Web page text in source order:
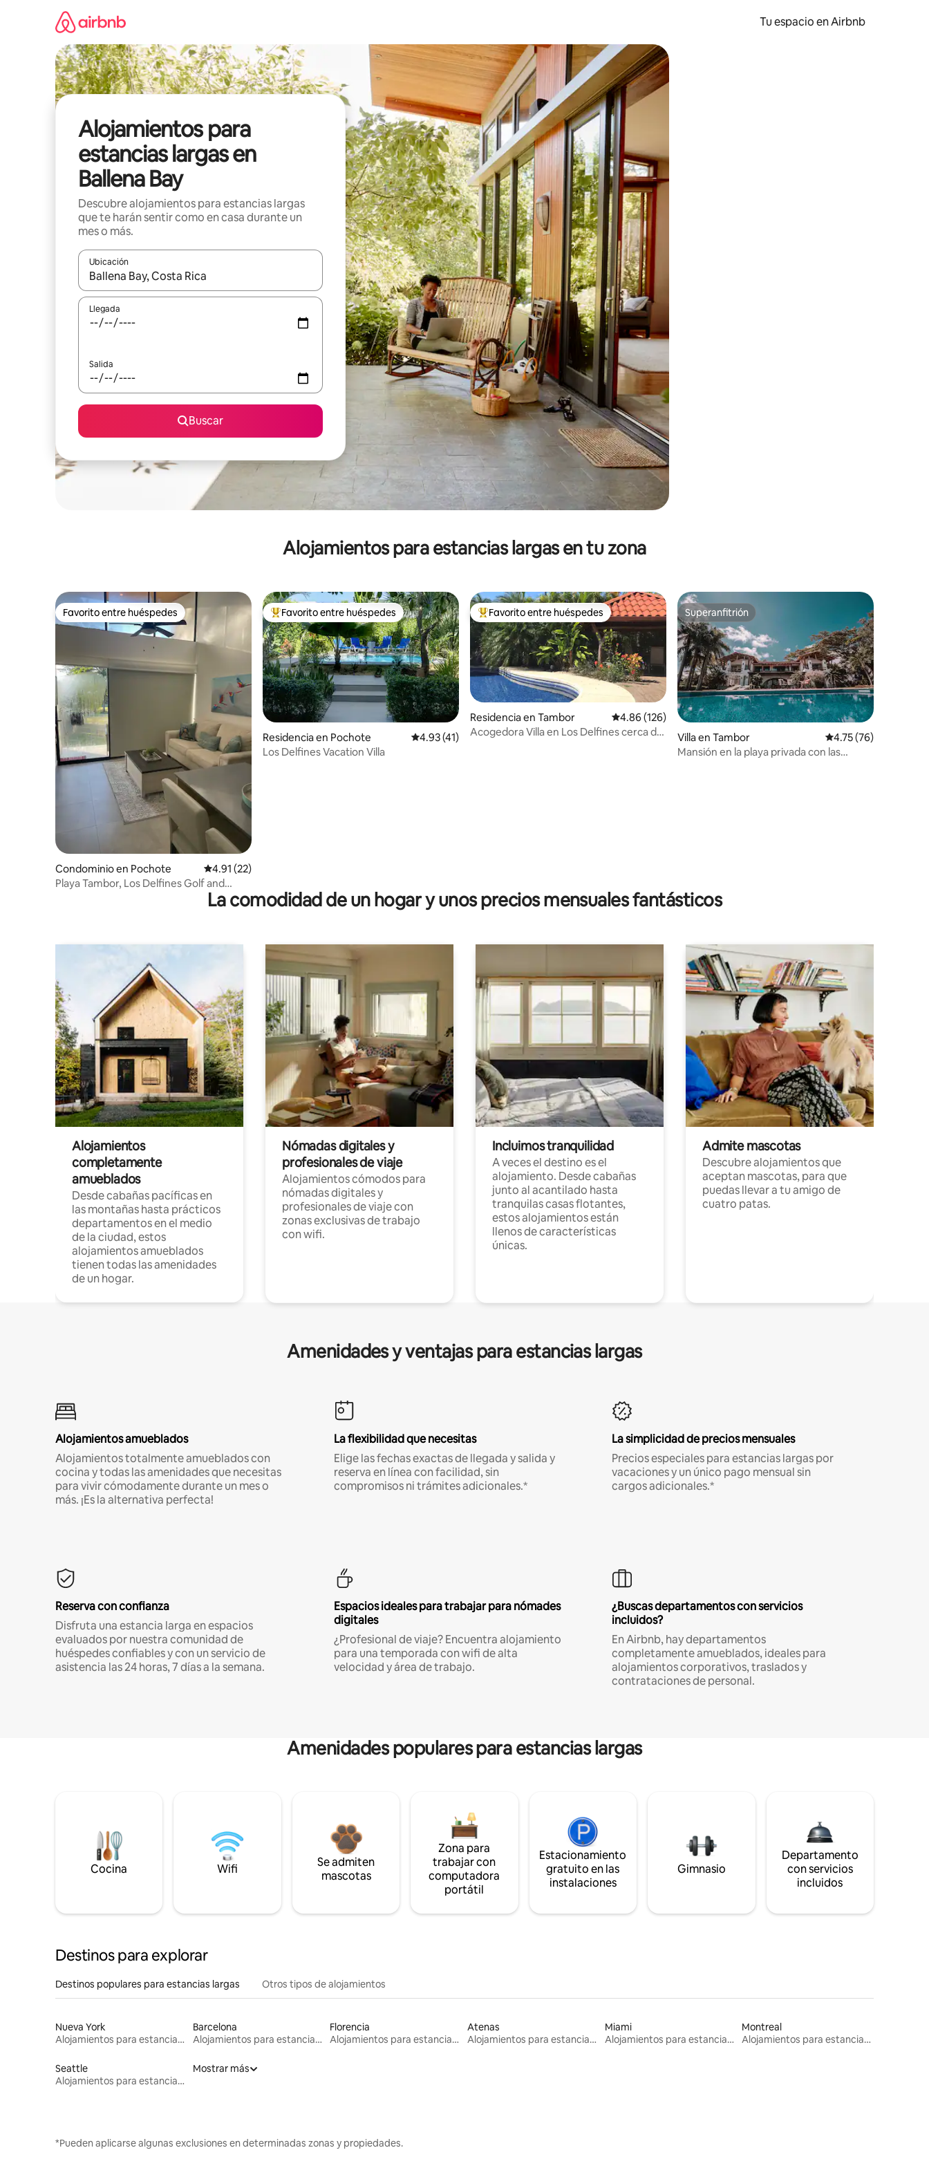
Tu espacio en Airbnb
Alojamientos para
estancias largas en
Ballena Bay
Descubre alojamientos para estancias largas
que te harán sentir como en casa durante un
mes o más.
Ubicación
Cuando los resultados estén disponibles, podrás navegar usando las teclas de las flechas hacia arriba y hacia abajo, o bien tocando y deslizando la pantalla.
Llegada
Salida
Buscar
Alojamientos para estancias largas en tu zona
Favorito entre huéspedes
Favorito entre huéspedes
Condominio en Pochote Calificación promedio: 4.91 de 5; 22 evaluaciones
4.91 (22)
Playa Tambor, Los Delfines Golf and
De los mejores en Favorito entre huéspedes
Favorito entre huéspedes
Residencia en Pochote Calificación promedio: 4.93 de 5; 41 evaluaciones
4.93 (41)
Los Delfines Vacation Villa
De los mejores en Favorito entre huéspedes
Favorito entre huéspedes
Residencia en Tambor Calificación promedio: 4.86 de 5; 126 evaluaciones
4.86 (126)
Acogedora Villa en Los Delfines cerca de
Superanfitrión
Superanfitrión
Villa en Tambor Calificación
4.75 (76)
Mansión en la playa privada con las
La comodidad de un hogar y unos precios mensuales fantásticos
Alojamientos
completamente
amueblados
Desde cabañas pacíficas en
las montañas hasta prácticos
departamentos en el medio
de la ciudad, estos
alojamientos amueblados
tienen todas las amenidades
de un hogar.
Nómadas digitales y
profesionales de viaje
Alojamientos cómodos para
nómadas digitales y
profesionales de viaje con
zonas exclusivas de trabajo
con wifi.
Incluimos tranquilidad
A veces el destino es el
alojamiento. Desde cabañas
junto al acantilado hasta
tranquilas casas flotantes,
estos alojamientos están
llenos de características
únicas.
Admite mascotas
Descubre alojamientos que
aceptan mascotas, para que
puedas llevar a tu amigo de
cuatro patas.
Amenidades y ventajas para estancias largas
Alojamientos amueblados
Alojamientos totalmente amueblados con
cocina y todas las amenidades que necesitas
para vivir cómodamente durante un mes o
más. ¡Es la alternativa perfecta!
La flexibilidad que necesitas
Elige las fechas exactas de llegada y salida y
reserva en línea con facilidad, sin
compromisos ni trámites adicionales.*
La simplicidad de precios mensuales
Precios especiales para estancias largas por
vacaciones y un único pago mensual sin
cargos adicionales.*
Reserva con confianza
Disfruta una estancia larga en espacios
evaluados por nuestra comunidad de
huéspedes confiables y con un servicio de
asistencia las 24 horas, 7 días a la semana.
Espacios ideales para trabajar para nómades
digitales
¿Profesional de viaje? Encuentra alojamiento
para una temporada con wifi de alta
velocidad y área de trabajo.
¿Buscas departamentos con servicios
incluidos?
En Airbnb, hay departamentos
completamente amueblados, ideales para
alojamientos corporativos, traslados y
contrataciones de personal.
Amenidades populares para estancias largas
Cocina Wifi
Se admiten
mascotas
Zona para
trabajar con
computadora
portátil
Estacionamiento
gratuito en las
instalaciones
Gimnasio
Departamento
con servicios
incluidos
Destinos para explorar
Destinos populares para estancias largas Otros tipos de alojamientos
Nueva York
Alojamientos para estancias largas
Barcelona
Alojamientos para estancias largas
Florencia
Alojamientos para estancias largas
Atenas
Alojamientos para estancias largas
Miami
Alojamientos para estancias largas
Montreal
Alojamientos para estancias largas
Seattle
Alojamientos para estancias largas
Mostrar más
*Pueden aplicarse algunas exclusiones en determinadas zonas y propiedades.